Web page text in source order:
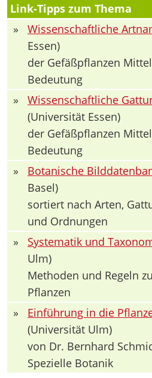
Link-Tipps zum Thema
»
Wissenschaftliche
Essen)
der Gefäßpflanzen
Bedeutung
»
Wissenschaftliche
(Universität Essen)
der Gefäßpflanzen
Bedeutung
»
Botanische
Basel)
sortiert nach Arten,
und Ordnungen
»
Systematik und
Ulm)
Methoden und Regeln
Pflanzen
»
Einführung in die
(Universität Ulm)
von Dr. Bernhard
Spezielle Botanik